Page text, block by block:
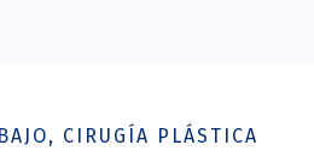
CIRUGÍA PLÁSTICA